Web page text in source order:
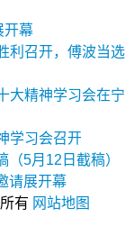
开幕
利召开，傅波当选
大精神学习会在宁
学习会召开
（5月12日截稿）
请展开幕
有 网站地图